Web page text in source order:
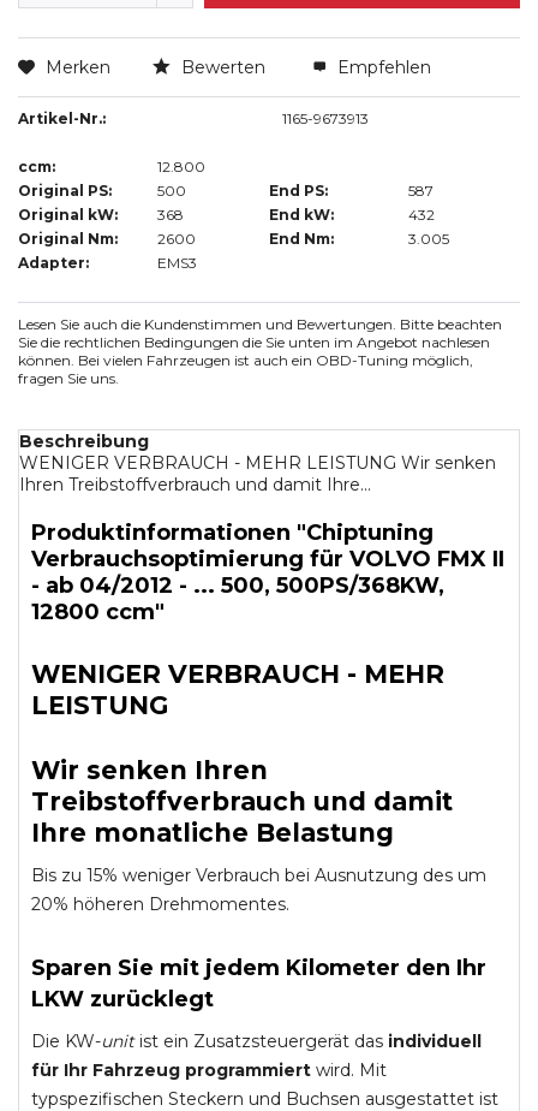
Merken Bewerten Empfehlen
Artikel-Nr.: 1165-9673913
ccm:
12.800
Original PS:
500 End PS:
587
Original kW:
368 End kW:
432
Original Nm:
2600 End Nm:
3.005
Adapter:
EMS3
Lesen Sie auch die Kundenstimmen und Bewertungen. Bitte beachten
Sie die rechtlichen Bedingungen die Sie unten im Angebot nachlesen
können. Bei vielen Fahrzeugen ist auch ein OBD-Tuning möglich,
fragen Sie uns.
Beschreibung
WENIGER VERBRAUCH - MEHR LEISTUNG Wir senken
Ihren Treibstoffverbrauch und damit Ihre...
Produktinformationen "Chiptuning
Verbrauchsoptimierung für VOLVO FMX II
- ab 04/2012 - ... 500, 500PS/368KW,
12800 ccm"
WENIGER VERBRAUCH - MEHR
LEISTUNG
Wir senken Ihren
Treibstoffverbrauch und damit
Ihre monatliche Belastung
Bis zu 15% weniger Verbrauch bei Ausnutzung des um
20% höheren Drehmomentes.
Sparen Sie mit jedem Kilometer den Ihr
LKW zurücklegt
Die KW-unitist ein Zusatzsteuergerät das individuell
für Ihr Fahrzeug programmiert wird. Mit
typspezifischen Steckern und Buchsen ausgestattet ist